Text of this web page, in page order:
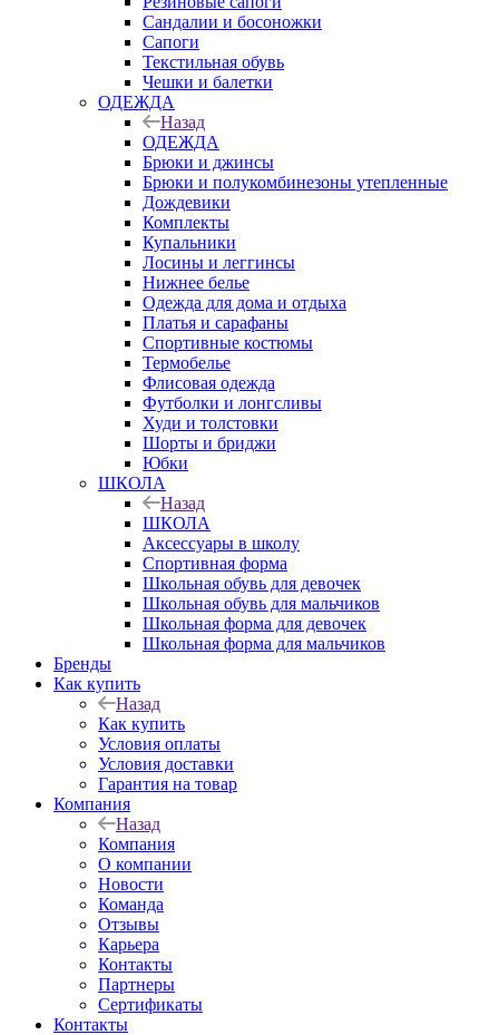
Сандалии и босоножки
Сапоги
Текстильная обувь
Чешки и балетки
ОДЕЖДА
Назад
ОДЕЖДА
Брюки и джинсы
Брюки и полукомбинезоны утепленные
Дождевики
Комплекты
Купальники
Лосины и леггинсы
Нижнее белье
Одежда для дома и отдыха
Платья и сарафаны
Спортивные костюмы
Термобелье
Флисовая одежда
Футболки и лонгсливы
Худи и толстовки
Шорты и бриджи
Юбки
ШКОЛА
Назад
ШКОЛА
Аксессуары в школу
Спортивная форма
Школьная обувь для девочек
Школьная обувь для мальчиков
Школьная форма для девочек
Школьная форма для мальчиков
Бренды
Как купить
Назад
Как купить
Условия оплаты
Условия доставки
Гарантия на товар
Компания
Назад
Компания
О компании
Новости
Команда
Отзывы
Карьера
Контакты
Партнеры
Сертификаты
Контакты